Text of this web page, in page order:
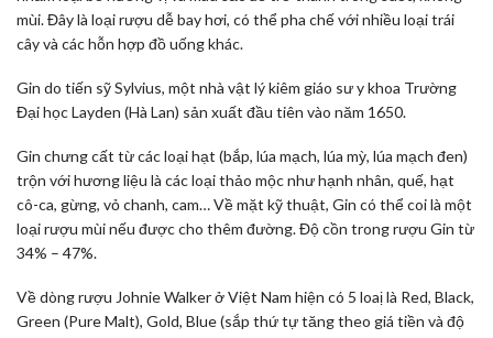
mùi. Đây là loại rượu dễ bay hơi, có thể pha chế với nhiều loại trái
cây và các hỗn hợp đồ uống khác.
Gin do tiến sỹ Sylvius, một nhà vật lý kiêm giáo sư y khoa Trường
Đại học Layden (Hà Lan) sản xuất đầu tiên vào năm 1650.
Gin chưng cất từ các loại hạt (bắp, lúa mạch, lúa mỳ, lúa mạch đen)
trộn với hương liệu là các loại thảo mộc như hạnh nhân, quế, hạt
cô-ca, gừng, vỏ chanh, cam… Về mặt kỹ thuật, Gin có thể coi là một
loại rượu mùi nếu được cho thêm đường. Độ cồn trong rượu Gin từ
34% – 47%.
Về dòng rượu Johnie Walker ở Việt Nam hiện có 5 loaị là Red, Black,
Green (Pure Malt), Gold, Blue (sắp thứ tự tăng theo giá tiền và độ